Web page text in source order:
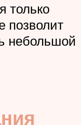
только
позволит
небольшой